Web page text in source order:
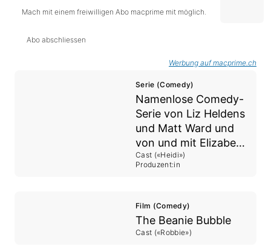
Mach mit einem freiwilligen Abo macprime mit möglich.
Abo abschliessen
Werbung auf macprime.ch
Serie (Comedy)
Namenlose Comedy-
Serie von Liz Heldens
und Matt Ward und
von und mit Elizabeth
Banks
Cast («Heidi»)
Produzent:in
Film (Comedy)
The Beanie Bubble
Cast («Robbie»)